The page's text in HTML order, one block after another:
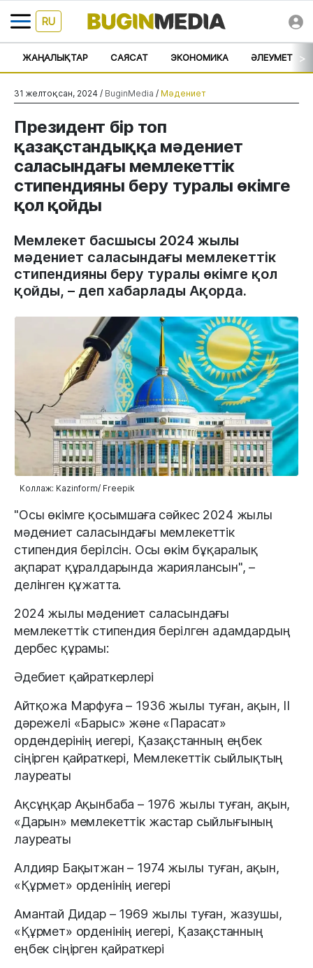
RU
ЖАҢАЛЫҚТАР САЯСАТ ЭКОНОМИКА ӘЛЕУМЕТ >
31 желтоқсан, 2024 / BuginMedia / Мәдениет
Президент бір топ
қазақстандыққа мәдениет
саласындағы мемлекеттік
стипендияны беру туралы өкімге
қол қойды
Мемлекет басшысы 2024 жылы
мәдениет саласындағы мемлекеттік
стипендияны беру туралы өкімге қол
қойды, – деп хабарлады Ақорда.
Коллаж: Kazinform/ Freepik
"Осы өкімге қосымшаға сәйкес 2024 жылы
мәдениет саласындағы мемлекеттік
стипендия берілсін. Осы өкім бұқаралық
ақпарат құралдарында жариялансын", –
делінген құжатта.
2024 жылы мәдениет саласындағы
мемлекеттік стипендия берілген адамдардың
дербес құрамы:
Әдебиет қайраткерлері
Айтқожа Марфуға – 1936 жылы туған, ақын, II
дәрежелі «Барыс» және «Парасат»
ордендерінің иегері, Қазақстанның еңбек
сіңірген қайраткері, Мемлекеттік сыйлықтың
лауреаты
Ақсұңқар Ақынбаба – 1976 жылы туған, ақын,
«Дарын» мемлекеттік жастар сыйлығының
лауреаты
Алдияр Бақытжан – 1974 жылы туған, ақын,
«Құрмет» орденінің иегері
Амантай Дидар – 1969 жылы туған, жазушы,
«Құрмет» орденінің иегері, Қазақстанның
еңбек сіңірген қайраткері